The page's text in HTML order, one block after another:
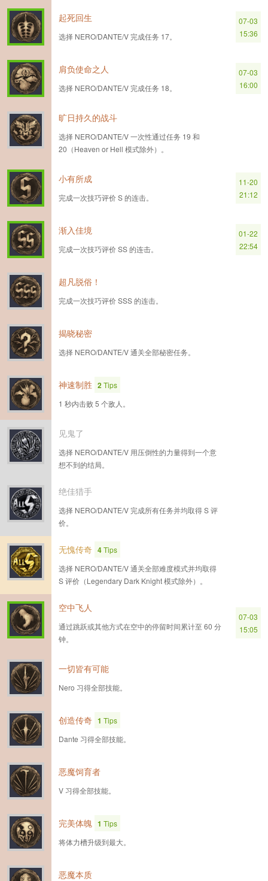
起死回生
选择 NERO/DANTE/V 完成任务 17。
07-03
15:36
肩负使命之人
选择 NERO/DANTE/V 完成任务 18。
07-03
16:00
旷日持久的战斗
选择 NERO/DANTE/V 一次性通过任务 19 和
20（Heaven or Hell 模式除外）。
小有所成
完成一次技巧评价 S 的连击。
11-20
21:12
渐入佳境
完成一次技巧评价 SS 的连击。
01-22
22:54
超凡脱俗！
完成一次技巧评价 SSS 的连击。
揭晓秘密
选择 NERO/DANTE/V 通关全部秘密任务。
神速制胜 2Tips
1 秒内击败 5 个敌人。
见鬼了
选择 NERO/DANTE/V 用压倒性的力量得到一个意
想不到的结局。
绝佳猎手
选择 NERO/DANTE/V 完成所有任务并均取得 S 评
价。
无愧传奇 4Tips
选择 NERO/DANTE/V 通关全部难度模式并均取得
S 评价（Legendary Dark Knight 模式除外）。
空中飞人
通过跳跃或其他方式在空中的停留时间累计至 60 分
钟。
07-03
15:05
一切皆有可能
Nero 习得全部技能。
创造传奇 1 Tips
Dante 习得全部技能。
恶魔饲育者
V 习得全部技能。
完美体魄 1 Tips
将体力槽升级到最大。
恶魔本质